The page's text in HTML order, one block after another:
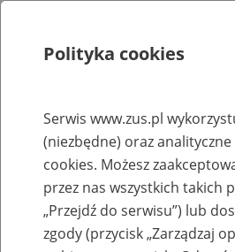
Rejestry, ewidencje i archiwa
Baza
przekształconych
Polityka cookies
Serwis www.zus.pl
(niezbędne) oraz
cookies. Możesz
przez nas wszystkich takich
„Przejdź do serwisu”) lub
zgody (przycisk „Zarządzaj